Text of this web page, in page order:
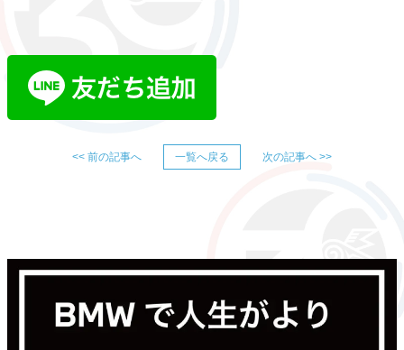
<< 前の記事へ 一覧へ戻る 次の記事へ >>